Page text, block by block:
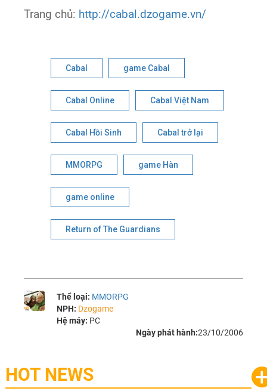
Trang chủ: http://cabal.dzogame.vn/
Cabal game Cabal
Cabal Online Cabal Việt Nam
Cabal Hồi Sinh Cabal trở lại
MMORPG game Hàn
game online
Return of The Guardians
Thể loại: MMORPG
NPH: Dzogame
Hệ máy: PC
Ngày phát hành:23/10/2006
HOT NEWS